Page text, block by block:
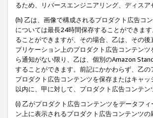
るため、リバースエンジニアリング、ディス
(h) 乙は、画像で構成されるプロダクト広告コ
については最長24時間保存することができま
ることができますが、その場合、乙は、その
プリケーション上のプロダクト広告コンテン
ら通知がない限り、乙は、個別のAmazon
することができます。前記にかかわらず、乙
プロダクト広告コンテンツを保存またはキャ
以内に、甲に対して、プロダクト広告コンテ
(i) 乙がプロダクト広告コンテンツをデータフ
ン上に表示されるプロダクト広告コンテンツ